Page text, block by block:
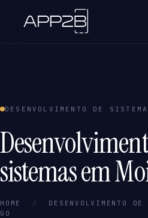
DESENVOLVIMENTO DE
sistemas em
HOME /
DESENVOLVIMENTO
GO